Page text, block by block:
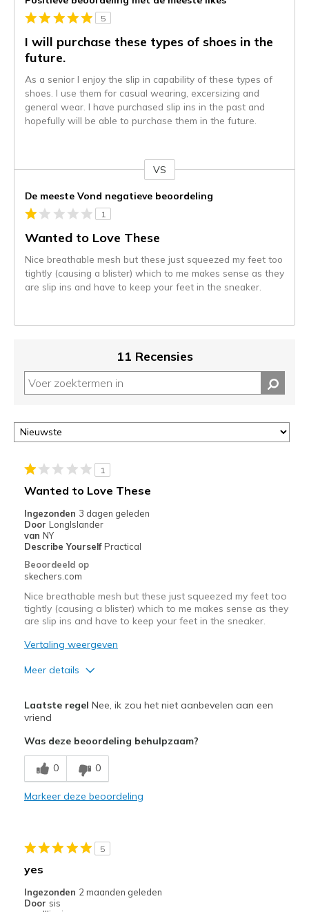
5
I will purchase these types of shoes in the
future.
As a senior I enjoy the slip in capability of these types of
shoes. I use them for casual wearing, excersizing and
general wear. I have purchased slip ins in the past and
hopefully will be able to purchase them in the future.
content
wordt
momenteel
gemigreerd
de
niejee
page_id.
migratie
op
deze
<a
href="javascript:location.href=location.pathname;">hier</a>
de
page
met
de
migratiegeschiedenis
van
de
page_id
VS
De meeste Vond negatieve beoordeling
1
Wanted to Love These
Nice breathable mesh but these just squeezed my feet too
tightly (causing a blister) which to me makes sense as they
are slip ins and have to keep your feet in the sneaker.
11 Recensies
1
Wanted to Love These
Ingezonden 3 dagen geleden
Door LongIslander
van NY
Describe Yourself Practical
Beoordeeld op
skechers.com
Nice breathable mesh but these just squeezed my feet too
tightly (causing a blister) which to me makes sense as they
are slip ins and have to keep your feet in the sneaker.
Vertaling weergeven
Meer details
Attractive Design
Breathe Well
Minpunten
Narrow shoe box
Beste toepassingen
Casual Wear
Walking
Laatste regel Nee, ik zou het niet aanbevelen aan een
vriend
Was deze beoordeling behulpzaam?
0 0
Markeer deze beoordeling
5
yes
Ingezonden 2 maanden geleden
Door sis